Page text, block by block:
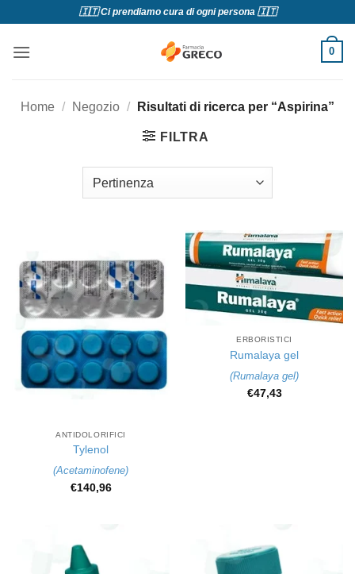
contenuti
🇮🇹 Ci prendiamo cura di ogni persona 🇮🇹
0
Home / Negozio / Risultati di ricerca per “Aspirina”
FILTRA
ANTIDOLORIFICI
Tylenol
(Acetaminofene)
€140,96
ERBORISTICI
Rumalaya gel
(Rumalaya gel)
€47,43